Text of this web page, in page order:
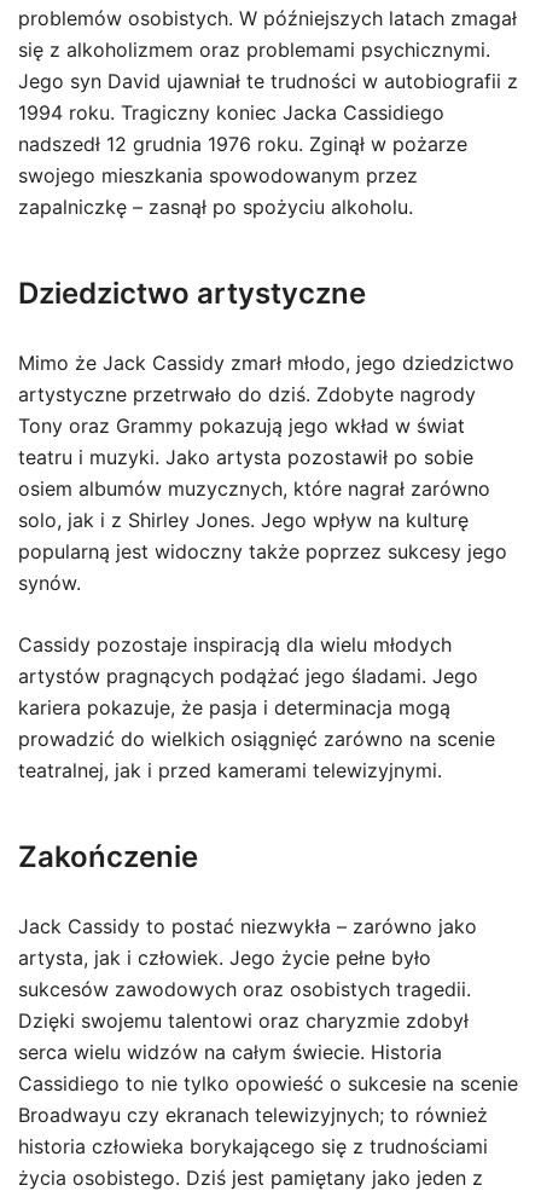
problemów osobistych. W późniejszych latach zmagał
się z alkoholizmem oraz problemami psychicznymi.
Jego syn David ujawniał te trudności w autobiografii z
1994 roku. Tragiczny koniec Jacka Cassidiego
nadszedł 12 grudnia 1976 roku. Zginął w pożarze
swojego mieszkania spowodowanym przez
zapalniczkę – zasnął po spożyciu alkoholu.
Dziedzictwo artystyczne
Mimo że Jack Cassidy zmarł młodo, jego dziedzictwo
artystyczne przetrwało do dziś. Zdobyte nagrody
Tony oraz Grammy pokazują jego wkład w świat
teatru i muzyki. Jako artysta pozostawił po sobie
osiem albumów muzycznych, które nagrał zarówno
solo, jak i z Shirley Jones. Jego wpływ na kulturę
popularną jest widoczny także poprzez sukcesy jego
synów.
Cassidy pozostaje inspiracją dla wielu młodych
artystów pragnących podążać jego śladami. Jego
kariera pokazuje, że pasja i determinacja mogą
prowadzić do wielkich osiągnięć zarówno na scenie
teatralnej, jak i przed kamerami telewizyjnymi.
Zakończenie
Jack Cassidy to postać niezwykła – zarówno jako
artysta, jak i człowiek. Jego życie pełne było
sukcesów zawodowych oraz osobistych tragedii.
Dzięki swojemu talentowi oraz charyzmie zdobył
serca wielu widzów na całym świecie. Historia
Cassidiego to nie tylko opowieść o sukcesie na scenie
Broadwayu czy ekranach telewizyjnych; to również
historia człowieka borykającego się z trudnościami
życia osobistego. Dziś jest pamiętany jako jeden z